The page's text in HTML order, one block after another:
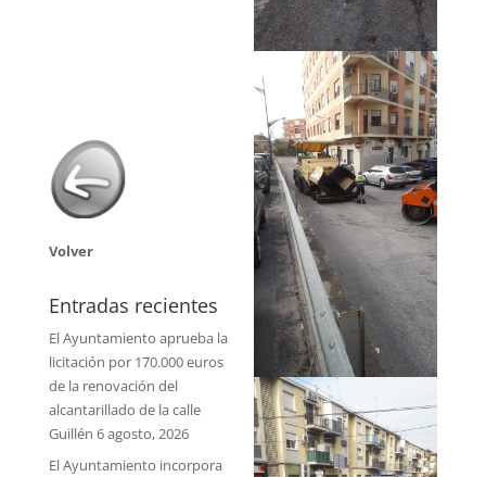
Volver
Entradas recientes
El Ayuntamiento aprueba la
licitación por 170.000 euros
de la renovación del
alcantarillado de la calle
Guillén 6 agosto, 2026
El Ayuntamiento incorpora